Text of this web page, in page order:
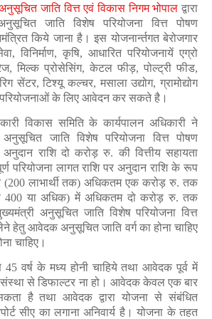
जाति वित्त एवं विकास निगम भोपाल द्वारा
जाति विशेष परियोजना वित्त पोषण
किये जाना है। इस योजनार्न्तगत बेरोजगार
विनिर्माण, कृषि, आधारित परियोजनायें एग्रो
मिल्क प्रोसेसिंग, केटल फीड़, पोल्ट्री फीड,
सेंटर, टिश्यू कल्चर, मसाला उद्योग, ग्रामोद्योग
के लिए आवेदन कर सकते है।
विकास समिति के कार्यपालन अधिकारी ने
जाति विशेष परियोजना वित्त पोषण
अनुदान राशि दो करोड़ रु. की वित्तीय सहायता
परियोजना लागत राशि पर अनुदान राशि के रूप
(200 लाभार्थी तक) अधिकतम एक करोड़ रु. तक
या अधिक) में अधिकतम दो करोड़ रु. तक
अनुसूचित जाति विशेष परियोजना वित्त
हेतु आवेदक अनुसूचित जाति वर्ग का होना चाहिए
चाहिए।
वर्ष के मध्य होनी चाहिये तथा आवेदक पूर्व में
से डिफाल्टर ना हो। आवेदक केवल एक बार
है तथा आवेदक द्वारा योजना से संबंधित
सीए का लगाना अनिवार्य है। योजना के तहत